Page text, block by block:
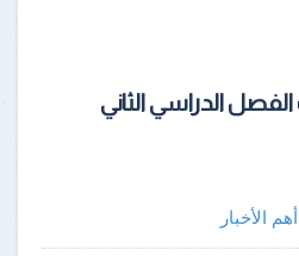
الدراسي الثاني
أهم الأخبار